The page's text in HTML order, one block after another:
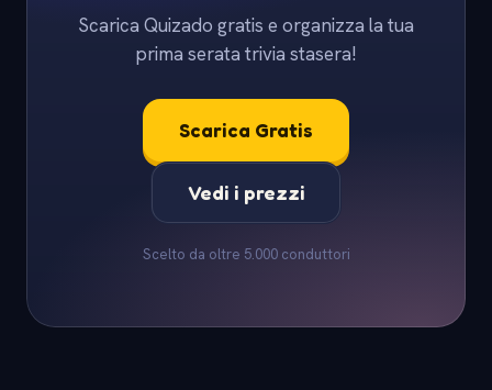
Scarica Quizado gratis e organizza la tua
prima serata trivia stasera!
Scarica Gratis
Vedi i prezzi
Scelto da oltre 5.000 conduttori